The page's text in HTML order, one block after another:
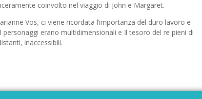
coinvolto nel viaggio di John e Margaret.
Vos, ci viene ricordata l’importanza del duro lavoro e
erano multidimensionali e Il tesoro del re pieni di
inaccessibili.